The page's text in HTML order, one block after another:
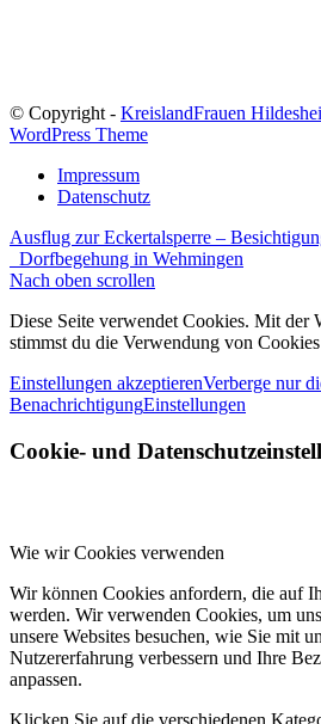
© Copyright - KreislandFrauen
WordPress Theme
Impressum
Datenschutz
Ausflug zur Eckertalsperre –
Dorfbegehung in Wehmingen
Nach oben scrollen
Diese Seite verwendet Cookies. Mit der
stimmst du die Verwendung von
Einstellungen akzeptierenVerberge nur
BenachrichtigungEinstellungen
Cookie- und
Wie wir Cookies verwenden
Wir können Cookies anfordern, die auf
werden. Wir verwenden Cookies, um
unsere Websites besuchen, wie Sie mit
Nutzererfahrung verbessern und Ihre
anpassen.
Klicken Sie auf die verschiedenen